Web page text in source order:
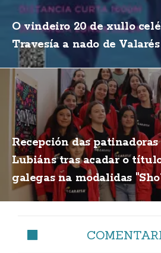
O vindeiro 20 de xullo
Travesía a nado de Valarés
Recepción das patinadoras
Lubiáns tras acadar o
galegas na modalidas